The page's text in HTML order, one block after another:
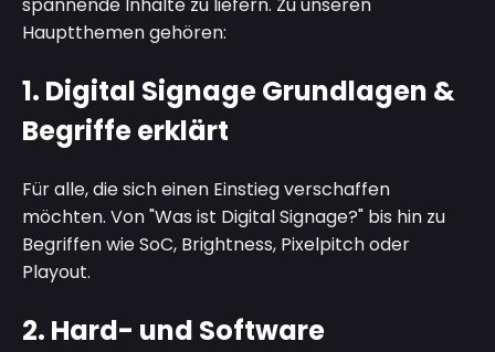
spannende Inhalte zu liefern. Zu unseren
Hauptthemen gehören:
1. Digital Signage Grundlagen &
Begriffe erklärt
Für alle, die sich einen Einstieg verschaffen
möchten. Von "Was ist Digital Signage?" bis hin zu
Begriffen wie SoC, Brightness, Pixelpitch oder
Playout.
2. Hard- und Software